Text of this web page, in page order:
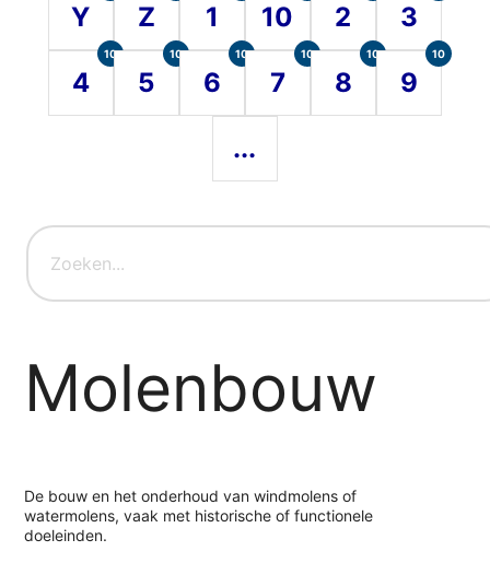
Y Z 1 10 2 3
4
10
5
10
6
10
7
10
8
10
9
10
...
Molenbouw
De bouw en het onderhoud van windmolens of
watermolens, vaak met historische of functionele
doeleinden.